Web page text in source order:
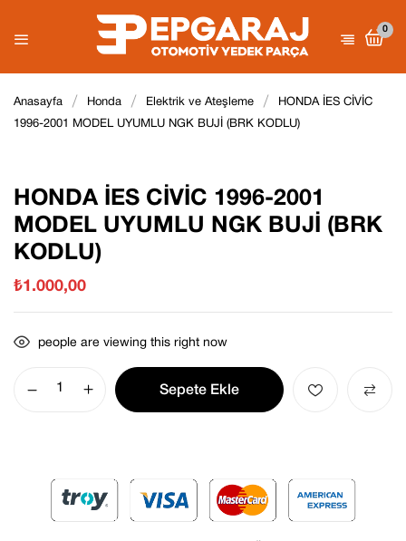
0
Anasayfa Honda Elektrik ve Ateşleme
HONDA İES CİVİC
1996-2001 MODEL UYUMLU NGK BUJİ (BRK KODLU)
HONDA İES CİVİC 1996-2001
MODEL UYUMLU NGK BUJİ (BRK
KODLU)
₺1.000,00
people are viewing this right now
Sepete Ekle
Derecelendirmeniz